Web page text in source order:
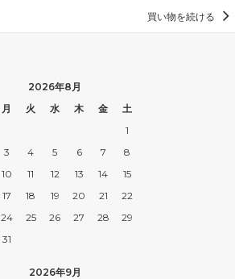
買い物を続ける
2026年8月
月 火 水 木 金
土
1
3 4 5 6 7
8
10 11 12 13 14
15
17 18 19 20 21
22
24 25 26 27 28
29
31
2026年9月